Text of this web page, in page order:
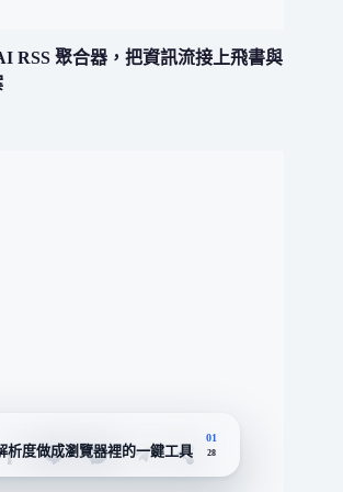
RSS 聚合器，把資訊流接上飛書與
析度做成瀏覽器裡的一鍵工具
01
28